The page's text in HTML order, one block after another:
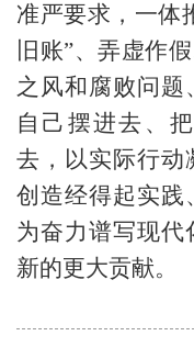
准严要求，一体
旧账”、弄虚作
之风和腐败问
自己摆进去、
去，以实际行动
创造经得起实践
为奋力谱写现代
新的更大贡献。